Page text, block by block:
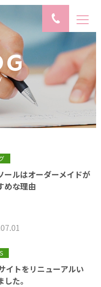
ールはオーダーメイドが
めな理由
イトをリニューアルい
た。